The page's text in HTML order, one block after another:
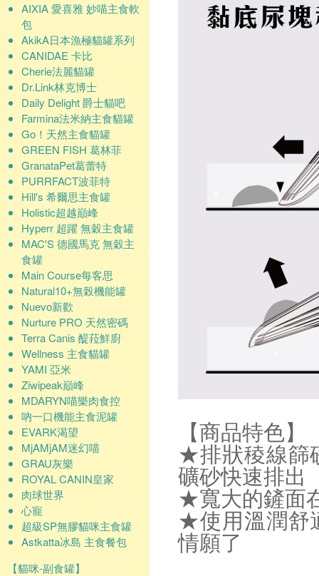
AIXIA 愛喜雅 妙喵主食軟
包
AkikA日本漁極貓罐系列
CANIDAE 卡比
Cherie法麗貓罐
Dr.Link林克博士
Daily Delight 爵士貓吧
Farmina法米納主食貓罐
Go！天然主食貓罐
GREEN FISH 葛林菲
GranataPet葛蕾特
PURRFACT波菲特
Hill's 希爾思主食罐
Holistic超越巔峰
Hyperr 超躍 無穀主食罐
MAC'S 德國馬克 無穀主
食罐
Main Course每客思
Natural10+無榖機能罐
Nuevo新歡
Nurture PRO 天然密碼
Terra Canis 醍菈鮮廚
Wellness 主食貓罐
YAMI 亞米
Ziwipeak巔峰
MDARYN喵樂肉食控
吶一口機能主食泥罐
EVARK渴望
MjAMjAM迷幻喵
GRAU灰樂
ROYAL CANIN皇家
肉球世界
心寵
超級SP無膠貓咪主食罐
Astkatta冰島 主食餐包
【貓咪-副食罐】
【商品特色】
★排狀稜線篩
礦砂快速排出
★寬大的鏟面
★使用溫潤舒
情願了